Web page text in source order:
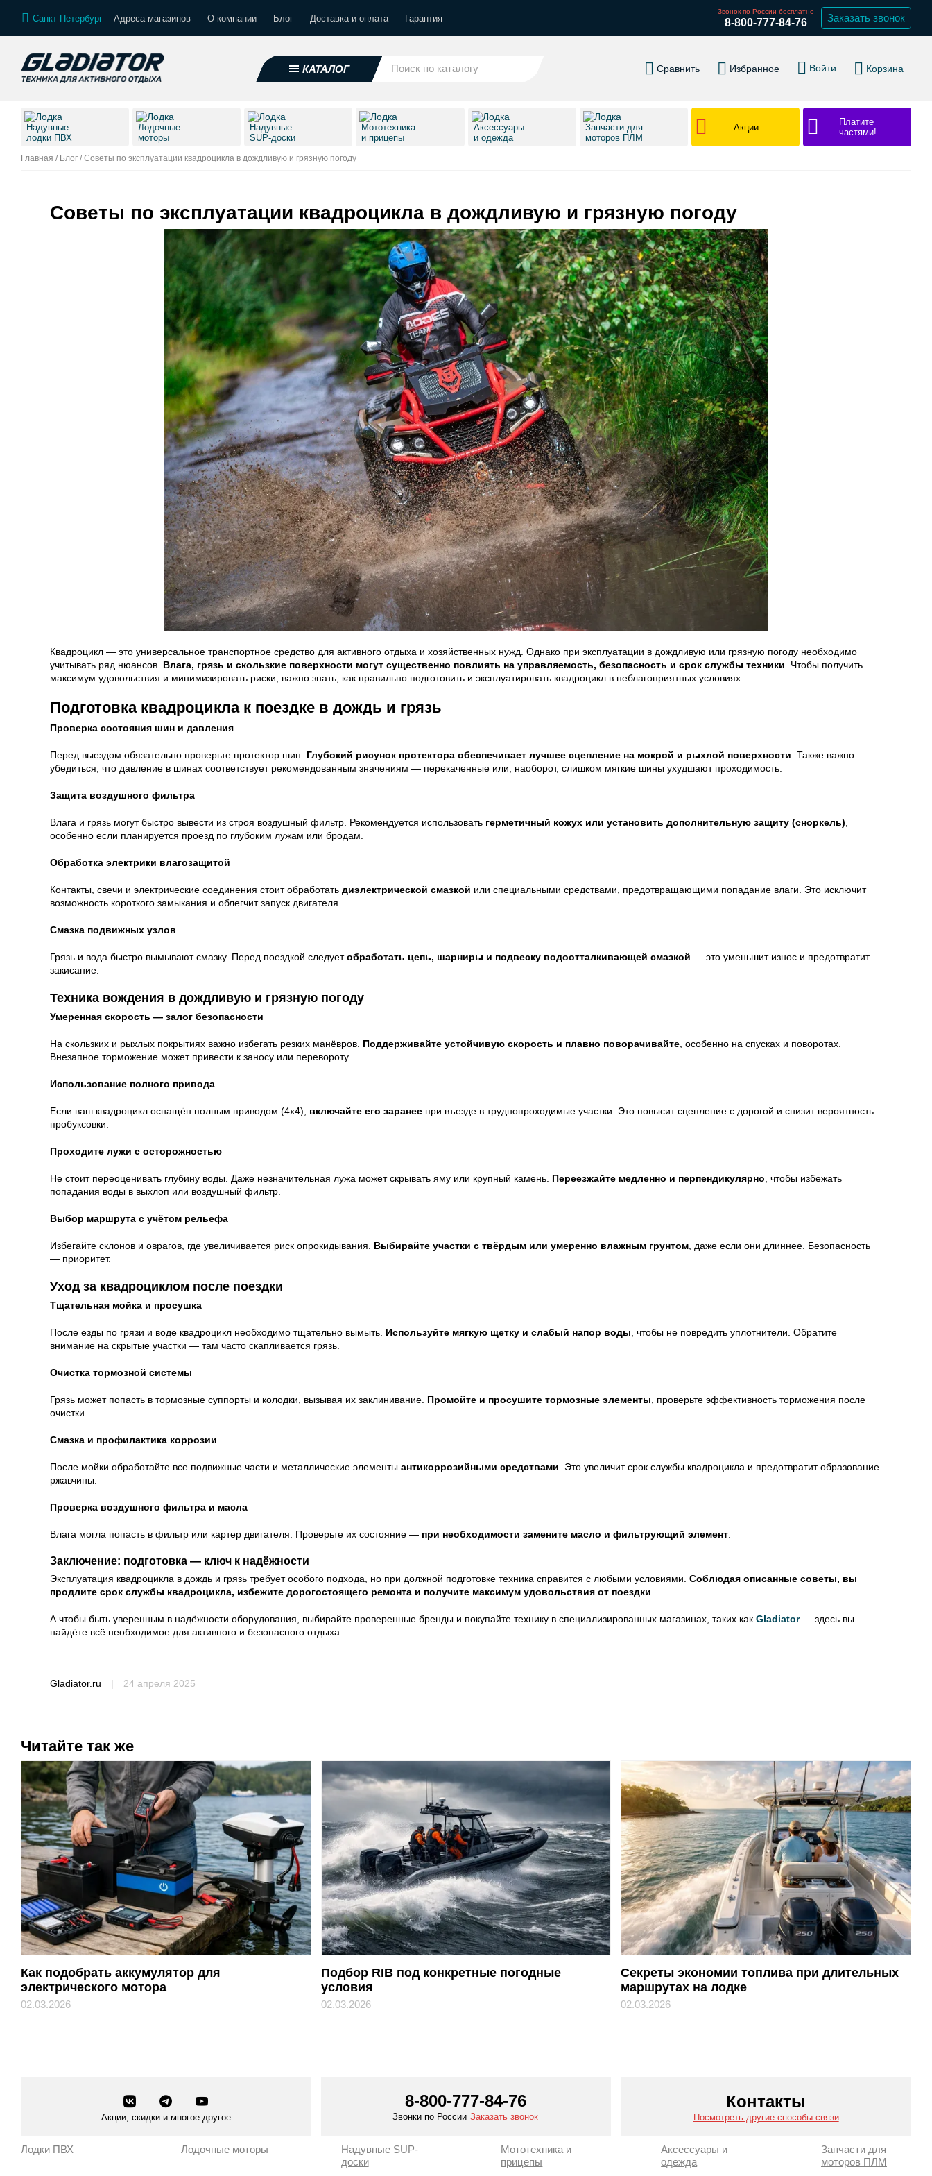
Санкт-Петербург Адреса магазинов О компании Блог Доставка и оплата Гарантия
Звонок по России бесплатно
8-800-777-84-76 Заказать звонок
КАТАЛОГ Сравнить Избранное Войти Корзина
Надувные
лодки ПВХ
Лодочные
моторы
Надувные
SUP-доски
Мототехника
и прицепы
Аксессуары
и одежда
Запчасти для
моторов ПЛМ
Акции
Платите
частями!
Главная / Блог / Советы по эксплуатации квадроцикла в дождливую и грязную погоду
Советы по эксплуатации квадроцикла в дождливую и грязную погоду
Квадроцикл — это универсальное транспортное средство для активного отдыха и хозяйственных нужд. Однако при эксплуатации в дождливую или грязную погоду необходимо
учитывать ряд нюансов. Влага, грязь и скользкие поверхности могут существенно повлиять на управляемость, безопасность и срок службы техники . Чтобы получить
максимум удовольствия и минимизировать риски, важно знать, как правильно подготовить и эксплуатировать квадроцикл в неблагоприятных условиях.
Подготовка квадроцикла к поездке в дождь и грязь
Проверка состояния шин и давления
Перед выездом обязательно проверьте протектор шин. Глубокий рисунок протектора обеспечивает лучшее сцепление на мокрой и рыхлой поверхности . Также важно
убедиться, что давление в шинах соответствует рекомендованным значениям — перекаченные или, наоборот, слишком мягкие шины ухудшают проходимость.
Защита воздушного фильтра
Влага и грязь могут быстро вывести из строя воздушный фильтр. Рекомендуется использовать герметичный кожух или установить дополнительную защиту (сноркель)
особенно если планируется проезд по глубоким лужам или бродам.
Обработка электрики влагозащитой
Контакты, свечи и электрические соединения стоит обработать диэлектрической смазкой или специальными средствами, предотвращающими попадание влаги. Это исключит
возможность короткого замыкания и облегчит запуск двигателя.
Смазка подвижных узлов
Грязь и вода быстро вымывают смазку. Перед поездкой следуетобработать цепь, шарниры и подвеску водоотталкивающей смазкой — это уменьшит износ и предотвратит
закисание.
Техника вождения в дождливую и грязную погоду
Умеренная скорость — залог безопасности
На скользких и рыхлых покрытиях важно избегать резких манёвров. Поддерживайте устойчивую скорость и плавно поворачивайте , особенно на спусках и поворотах.
Внезапное торможение может привести к заносу или перевороту.
Использование полного привода
Если ваш квадроцикл оснащён полным приводом (4x4), включайте его заранее при въезде в труднопроходимые участки. Это повысит сцепление с дорогой и снизит вероятность
пробуксовки.
Проходите лужи с осторожностью
Не стоит переоценивать глубину воды. Даже незначительная лужа может скрывать яму или крупный камень. Переезжайте медленно и перпендикулярно , чтобы избежать
попадания воды в выхлоп или воздушный фильтр.
Выбор маршрута с учётом рельефа
Избегайте склонов и оврагов, где увеличивается риск опрокидывания. Выбирайте участки с твёрдым или умеренно влажным грунтом , даже если они длиннее. Безопасность
— приоритет.
Уход за квадроциклом после поездки
Тщательная мойка и просушка
После езды по грязи и воде квадроцикл необходимо тщательно вымыть. Используйте мягкую щетку и слабый напор воды , чтобы не повредить уплотнители. Обратите
внимание на скрытые участки — там часто скапливается грязь.
Очистка тормозной системы
Грязь может попасть в тормозные суппорты и колодки, вызывая их заклинивание. Промойте и просушите тормозные элементы , проверьте эффективность торможения после
очистки.
Смазка и профилактика коррозии
После мойки обработайте все подвижные части и металлические элементы антикоррозийными средствами . Это увеличит срок службы квадроцикла и предотвратит образование
ржавчины.
Проверка воздушного фильтра и масла
Влага могла попасть в фильтр или картер двигателя. Проверьте их состояние — при необходимости замените масло и фильтрующий элемент
Заключение: подготовка — ключ к надёжности
Эксплуатация квадроцикла в дождь и грязь требует особого подхода, но при должной подготовке техника справится с любыми условиями. Соблюдая описанные советы, вы
продлите срок службы квадроцикла, избежите дорогостоящего ремонта и получите максимум удовольствия от поездки
А чтобы быть уверенным в надёжности оборудования, выбирайте проверенные бренды и покупайте технику в специализированных магазинах, таких как Gladiator— здесь вы
найдёте всё необходимое для активного и безопасного отдыха.
Gladiator.ru | 24 апреля 2025
Читайте так же
Как подобрать аккумулятор для
электрического мотора
02.03.2026
Подбор RIB под конкретные погодные
условия
02.03.2026
Секреты экономии топлива при длительных
маршрутах на лодке
02.03.2026
Акции, скидки и многое другое
8-800-777-84-76
Звонки по России Заказать звонок
Контакты
Посмотреть другие способы связи
Лодки ПВХ Лодочные моторы
Надувные SUP-
доски
Мототехника и
прицепы
Аксессуары и
одежда
Запчасти для
моторов ПЛМ